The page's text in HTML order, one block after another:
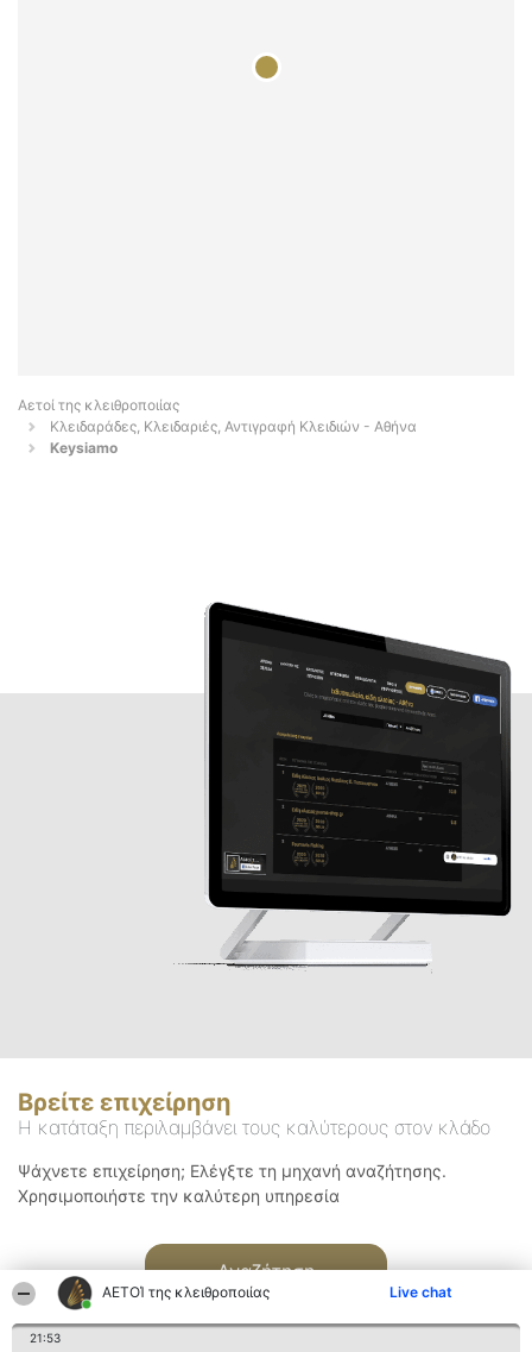
ΑΕΤΟΊ της κλειθροποιίας Live chat
21:53
Αετοί της κλειθροποιίας
Κλειδαράδες, Κλειδαριές, Αντιγραφή Κλειδιών - Αθήνα
Keysiamo
Βρείτε επιχείρηση
Η κατάταξη περιλαμβάνει τους καλύτερους στον κλάδο
Ψάχνετε επιχείρηση; Ελέγξτε τη μηχανή αναζήτησης.
Χρησιμοποιήστε την καλύτερη υπηρεσία
Αναζήτηση